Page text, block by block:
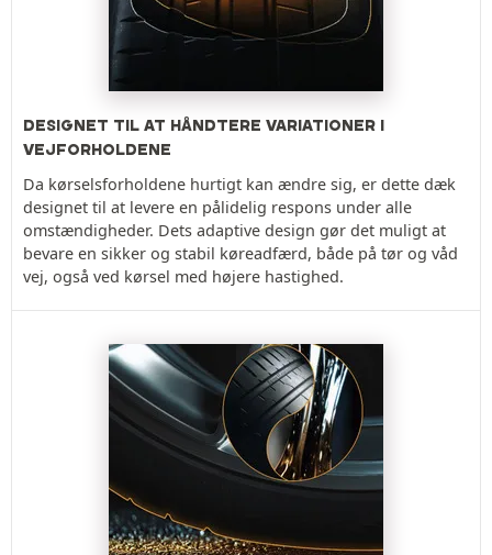
DESIGNET TIL AT HÅNDTERE VARIATIONER I
VEJFORHOLDENE
Da kørselsforholdene hurtigt kan ændre sig, er dette dæk
designet til at levere en pålidelig respons under alle
omstændigheder. Dets adaptive design gør det muligt at
bevare en sikker og stabil køreadfærd, både på tør og våd
vej, også ved kørsel med højere hastighed.